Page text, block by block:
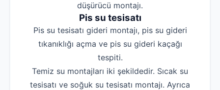
düşürücü montajı.
Pis su tesisatı
Pis su tesisatı gideri montajı, pis su gideri
tıkanıklığı açma ve pis su gideri kaçağı
tespiti.
Temiz su montajları iki şekildedir. Sıcak su
tesisatı ve soğuk su tesisatı montajı. Ayrıca